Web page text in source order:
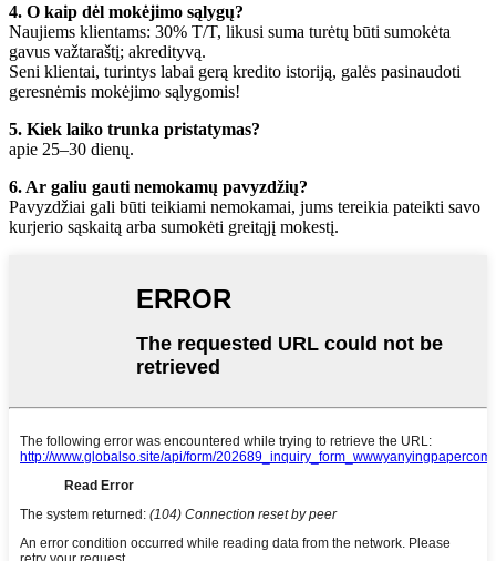
4. O kaip dėl mokėjimo sąlygų?
Naujiems klientams: 30% T/T, likusi suma turėtų būti sumokėta
gavus važtaraštį; akredityvą.
Seni klientai, turintys labai gerą kredito istoriją, galės pasinaudoti
geresnėmis mokėjimo sąlygomis!
5. Kiek laiko trunka pristatymas?
apie 25–30 dienų.
6. Ar galiu gauti nemokamų pavyzdžių?
Pavyzdžiai gali būti teikiami nemokamai, jums tereikia pateikti savo
kurjerio sąskaitą arba sumokėti greitąjį mokestį.